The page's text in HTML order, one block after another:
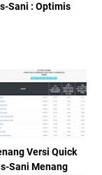
Sani : Optimis
Versi Quick
Sani Menang